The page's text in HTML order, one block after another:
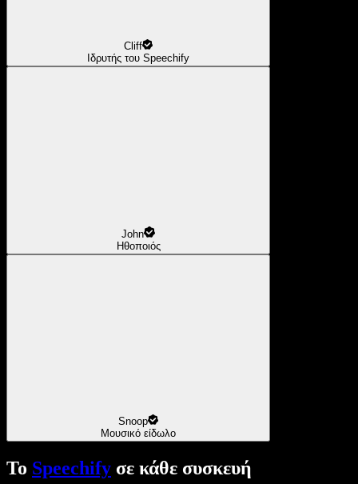
Cliff
Ιδρυτής του Speechify
John
Ηθοποιός
Snoop
Μουσικό είδωλο
Το Speechify σε κάθε συσκευή